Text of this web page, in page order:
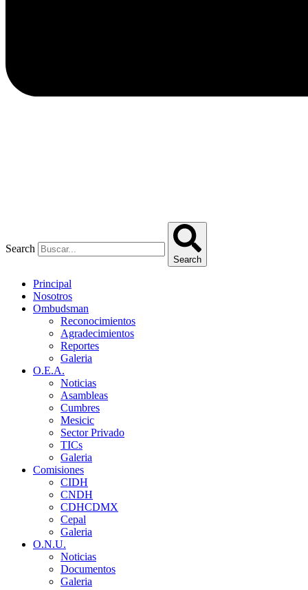
Search
Search
Principal
Nosotros
Ombudsman
Reconocimientos
Agradecimientos
Reportes
Galeria
O.E.A.
Noticias
Asambleas
Cumbres
Mesicic
Sector Privado
TICs
Galeria
Comisiones
CIDH
CNDH
CDHCDMX
Cepal
Galeria
O.N.U.
Noticias
Documentos
Galeria